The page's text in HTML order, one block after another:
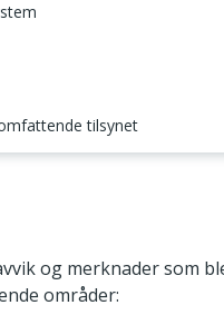
tilsynet
og merknader som
områder: